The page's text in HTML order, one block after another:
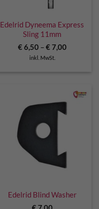
Edelrid Dyneema Express
Sling 11mm
€6,50– €7,00
inkl. MwSt.
Edelrid Blind Washer